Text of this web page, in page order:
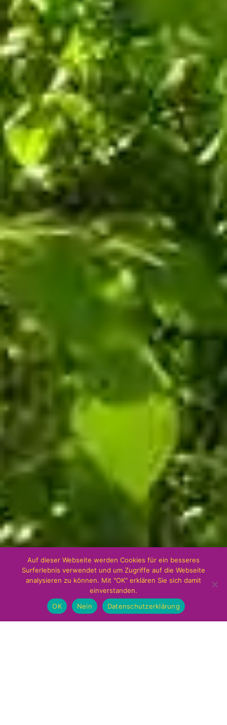
Auf dieser Webseite werden Cookies für ein besseres
Surferlebnis verwendet und um Zugriffe auf die Webseite
analysieren zu können. Mit "OK" erklären Sie sich damit
einverstanden.
OK
Nein Datenschutzerklärung